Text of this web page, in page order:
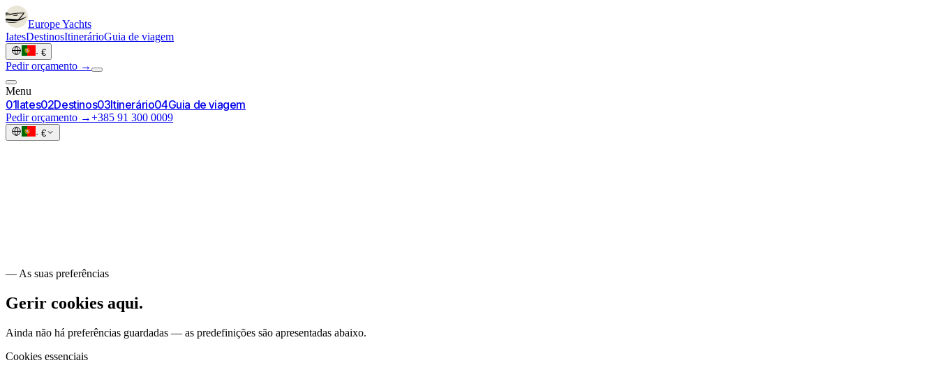
EuropeYachts
IatesDestinosItinerárioGuia de viagem
· €
Pedir orçamento →
Menu
01Iates02Destinos03Itinerário04Guia de viagem
Pedir orçamento →+385 91 300 0009
· €
— As suas preferências
Gerir cookies aqui.
Ainda não há preferências guardadas — as predefinições são apresentadas abaixo.
Cookies essenciais